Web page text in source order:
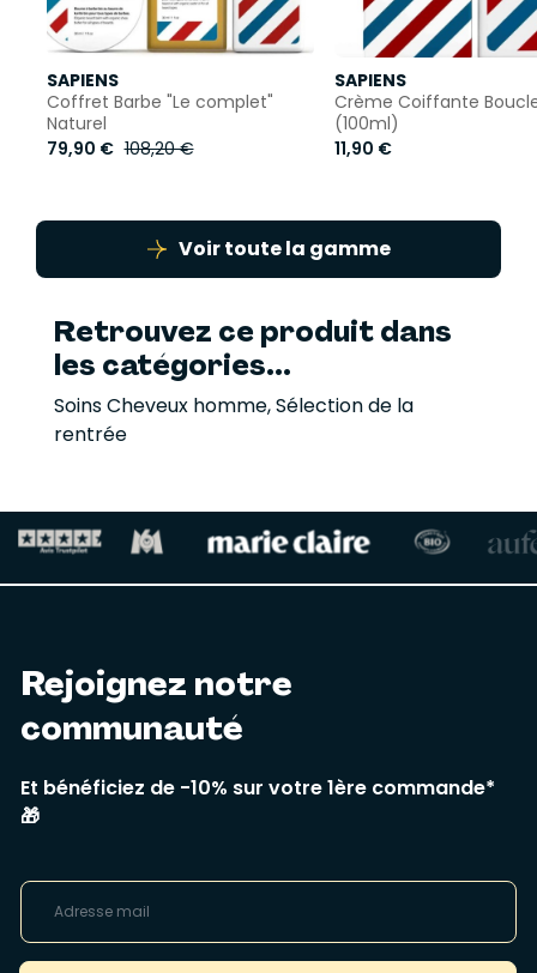
SAPIENS
Coffret Barbe "Le complet"
Naturel
79,90 € 108,20 €
SAPIENS
Crème Coiffante
(100ml)
11,90 €
Voir toute la gamme
Retrouvez ce produit dans
les catégories...
Soins Cheveux homme,Sélection de la
rentrée
Rejoignez notre
communauté
Et bénéficiez de -10% sur votre 1ère commande*
🎁